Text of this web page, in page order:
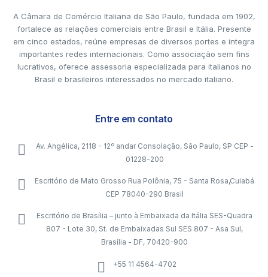
A Câmara de Comércio Italiana de São Paulo, fundada em 1902,
fortalece as relações comerciais entre Brasil e Itália. Presente
em cinco estados, reúne empresas de diversos portes e integra
importantes redes internacionais. Como associação sem fins
lucrativos, oferece assessoria especializada para italianos no
Brasil e brasileiros interessados no mercado italiano.
Entre em contato
Av. Angélica, 2118 - 12º andar Consolação, São Paulo, SP CEP -
01228-200
Escritório de Mato Grosso Rua Polônia, 75 - Santa Rosa,Cuiabá
CEP 78040-290 Brasil
Escritório de Brasília – junto à Embaixada da Itália SES-Quadra
807 - Lote 30, St. de Embaixadas Sul SES 807 - Asa Sul,
Brasília - DF, 70420-900
+55 11 4564-4702